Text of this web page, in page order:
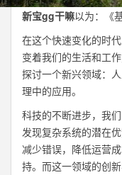
新宝gg干嘛以为：《
在这个快速变化的时
变着我们的生活和工
探讨一个新兴领域：
理中的应用。
科技的不断进步，我
发现复杂系统的潜在
减少错误，降低运营
持。而这一领域的创